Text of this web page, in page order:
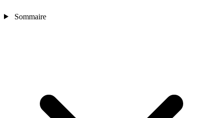
Sommaire